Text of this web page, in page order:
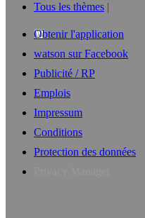
Tous les thèmes
Obtenir l'application
watson sur Facebook
Publicité / RP
Emplois
Impressum
Conditions
Protection des données